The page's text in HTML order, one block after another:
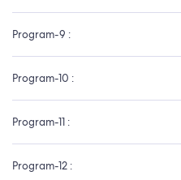
Program-9 :
Program-10 :
Program-11 :
Program-12 :